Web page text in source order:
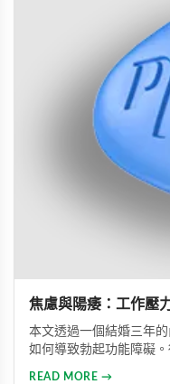
焦慮與陽痿：工作壓
本文透過一個結婚三年
如何導致勃起功能障礙
READ MORE →